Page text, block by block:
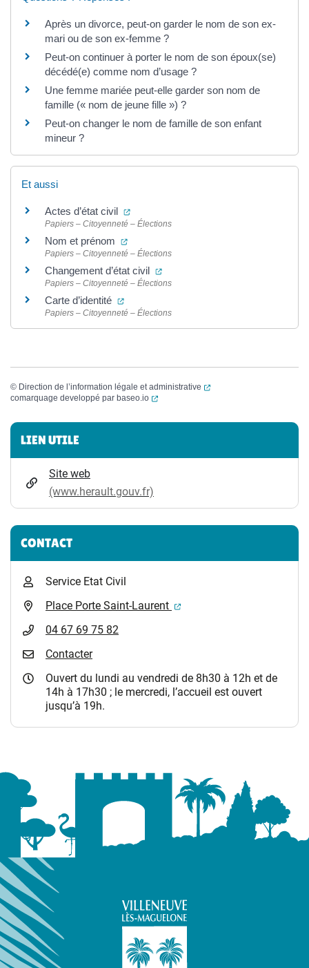
Après un divorce, peut-on garder le nom de son ex-
mari ou de son ex-femme ?
Peut-on continuer à porter le nom de son époux(se)
décédé(e) comme nom d’usage ?
Une femme mariée peut-elle garder son nom de
famille (« nom de jeune fille ») ?
Peut-on changer le nom de famille de son enfant
mineur ?
Et aussi
Actes d’état civil (ouverture dans un nouvel onglet)
Papiers – Citoyenneté – Élections
Nom et prénom (ouverture dans un nouvel onglet)
Papiers – Citoyenneté – Élections
Changement d’état civil (ouverture dans un nouvel
Papiers – Citoyenneté – Élections
Carte d’identité (ouverture dans un nouvel onglet)
Papiers – Citoyenneté – Élections
© Direction de l’information légale et administrative
(ouverture dans un
comarquage developpé par baseo.io (ouverture dans un nouvel onglet)
Informations complémentaires
LIEN UTILE
Site web
(www.herault.gouv.fr)
CONTACT
Service Etat Civil
Place Porte Saint-Laurent
(ouverture dans un
04 67 69 75 82
Contacter
Ouvert du lundi au vendredi de 8h30 à 12h et de
14h à 17h30 ; le mercredi, l’accueil est ouvert
jusqu’à 19h.